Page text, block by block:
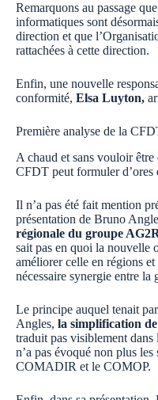
Remarquons au passage
informatiques sont
direction et que
rattachées à cette direction.
Enfin, une nouvelle
conformité, Elsa Luyton,
Première analyse de la
A chaud et sans vouloir être
CFDT peut formuler d’ores
Il n’a pas été fait mention
présentation de Bruno
régionale du groupe
sait pas en quoi la nouvelle
améliorer celle en régions
nécessaire synergie entre la
Le principe auquel tenait
Angles, la simplification
traduit pas visiblement
n’a pas évoqué non plus
COMADIR et le COMOP.